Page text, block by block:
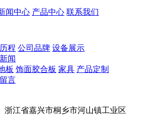
闻中心 产品中心 联系我们
程 公司品牌 设备展示
闻
板 饰面胶合板 家具 产品定制
言
浙江省嘉兴市桐乡市河山镇工业区